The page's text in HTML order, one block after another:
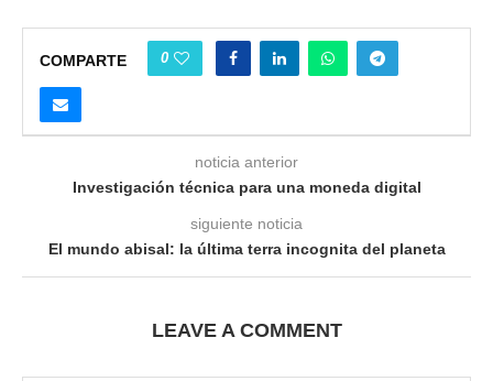
COMPARTE 0
noticia anterior
Investigación técnica para una moneda digital
siguiente noticia
El mundo abisal: la última terra incognita del planeta
LEAVE A COMMENT